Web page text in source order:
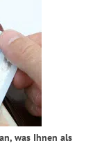
was Ihnen als